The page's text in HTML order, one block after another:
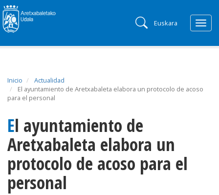
Euskara
Inicio
Actualidad
El ayuntamiento de Aretxabaleta elabora un protocolo de acoso
para el personal
El ayuntamiento de
Aretxabaleta elabora un
protocolo de acoso para el
personal